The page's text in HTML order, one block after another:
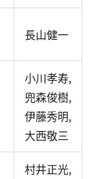
長山健一
小川孝寿,
兜森俊樹,
伊藤秀明,
大西敬三
村井正光,